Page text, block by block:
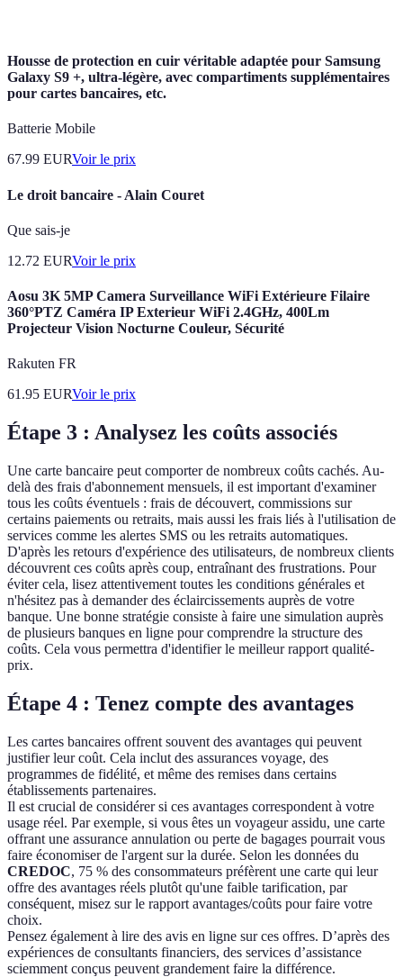
Housse de protection en cuir véritable adaptée pour Samsung
Galaxy S9 +, ultra-légère, avec compartiments supplémentaires
pour cartes bancaires, etc.
Batterie Mobile
67.99 EURVoir le prix
Le droit bancaire - Alain Couret
Que sais-je
12.72 EURVoir le prix
Aosu 3K 5MP Camera Surveillance WiFi Extérieure Filaire
360°PTZ Caméra IP Exterieur WiFi 2.4GHz, 400Lm
Projecteur Vision Nocturne Couleur, Sécurité
Rakuten FR
61.95 EURVoir le prix
Étape 3 : Analysez les coûts associés
Une carte bancaire peut comporter de nombreux coûts cachés. Au-
delà des frais d'abonnement mensuels, il est important d'examiner
tous les coûts éventuels : frais de découvert, commissions sur
certains paiements ou retraits, mais aussi les frais liés à l'utilisation de
services comme les alertes SMS ou les retraits automatiques.
D'après les retours d'expérience des utilisateurs, de nombreux clients
découvrent ces coûts après coup, entraînant des frustrations. Pour
éviter cela, lisez attentivement toutes les conditions générales et
n'hésitez pas à demander des éclaircissements auprès de votre
banque. Une bonne stratégie consiste à faire une simulation auprès
de plusieurs banques en ligne pour comprendre la structure des
coûts. Cela vous permettra d'identifier le meilleur rapport qualité-
prix.
Étape 4 : Tenez compte des avantages
Les cartes bancaires offrent souvent des avantages qui peuvent
justifier leur coût. Cela inclut des assurances voyage, des
programmes de fidélité, et même des remises dans certains
établissements partenaires.
Il est crucial de considérer si ces avantages correspondent à votre
usage réel. Par exemple, si vous êtes un voyageur assidu, une carte
offrant une assurance annulation ou perte de bagages pourrait vous
faire économiser de l'argent sur la durée. Selon les données du
CREDOC, 75 % des consommateurs préfèrent une carte qui leur
offre des avantages réels plutôt qu'une faible tarification, par
conséquent, misez sur le rapport avantages/coûts pour faire votre
choix.
Pensez également à lire des avis en ligne sur ces offres. D’après des
expériences de consultants financiers, des services d’assistance
sciemment conçus peuvent grandement faire la différence.